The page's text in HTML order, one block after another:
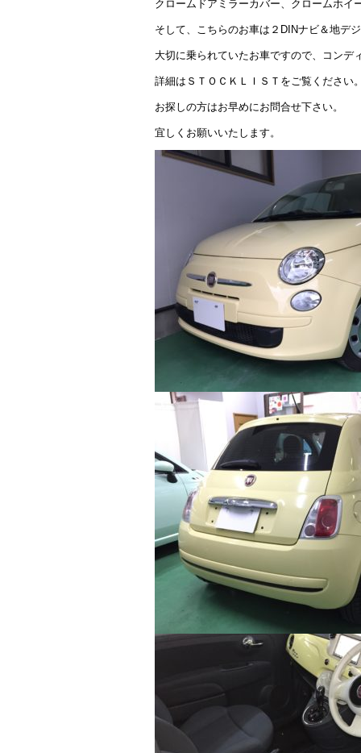
クロームドアミラーカバー、クロームホイ
そして、こちらのお車は２DINナビ＆地デ
大切に乗られていたお車ですので、コンデ
詳細はＳＴＯＣＫＬＩＳＴをご覧ください
お探しの方はお早めにお問合せ下さい。
宜しくお願いいたします。